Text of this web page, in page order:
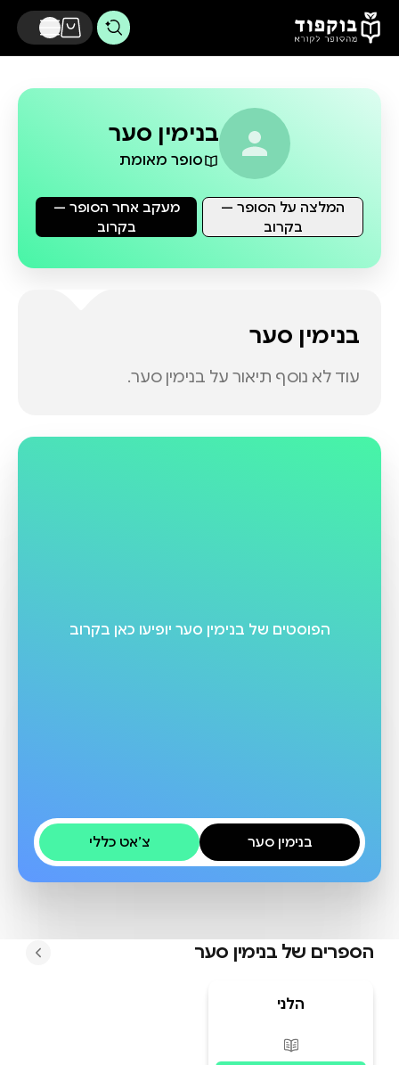
דלג לתוכן הראשי
בנימין סער
סופר מאומת
מעקב אחר הסופר —
בקרוב
המלצה על הסופר —
בקרוב
בנימין סער
עוד לא נוסף תיאור על בנימין סער.
הפוסטים של בנימין סער יופיעו כאן בקרוב
בנימין סער צ׳אט כללי
הספרים של בנימין סער
הלני
פורמטים זמינים